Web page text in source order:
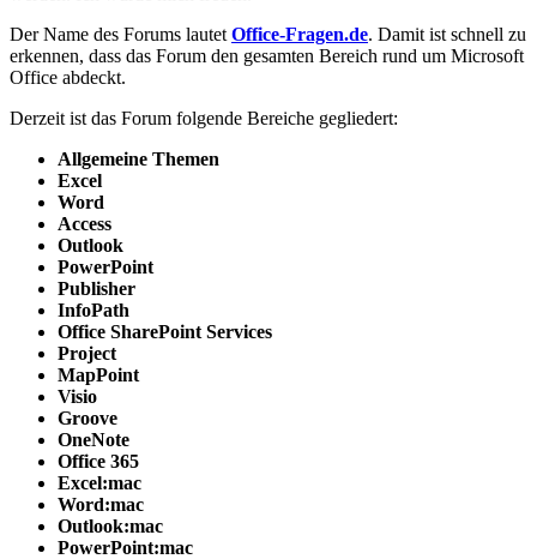
Der Name des Forums lautet Office-Fragen.de. Damit ist schnell zu
erkennen, dass das Forum den gesamten Bereich rund um Microsoft
Office abdeckt.
Derzeit ist das Forum folgende Bereiche gegliedert:
Allgemeine Themen
Excel
Word
Access
Outlook
PowerPoint
Publisher
InfoPath
Office SharePoint Services
Project
MapPoint
Visio
Groove
OneNote
Office 365
Excel:mac
Word:mac
Outlook:mac
PowerPoint:mac